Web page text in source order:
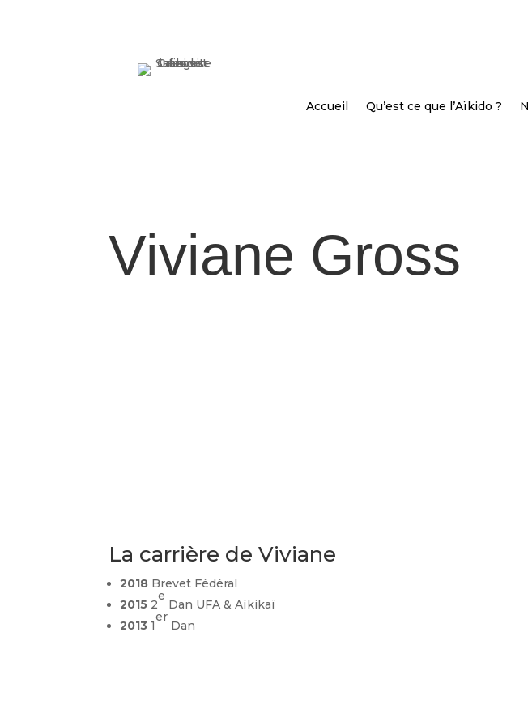
Accueil Qu’est ce que l’Aïkido ?
Viviane Gross
La carrière deViviane
2018 Brevet Fédéral
2015 2
e
Dan UFA & Aïkikaï
2013 1
er
Dan